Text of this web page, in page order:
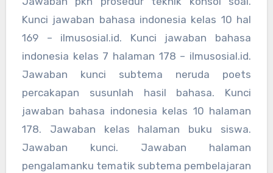
Kunci jawaban bahasa indonesia kelas 10 hal
169 – ilmusosial.id. Kunci jawaban bahasa
indonesia kelas 7 halaman 178 – ilmusosial.id.
Jawaban kunci subtema neruda poets
percakapan susunlah hasil bahasa. Kunci
jawaban bahasa indonesia kelas 10 halaman
178. Jawaban kelas halaman buku siswa.
Jawaban kunci. Jawaban halaman
pengalamanku tematik subtema pembelajaran